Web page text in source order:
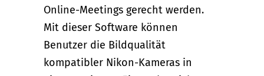
Online-Meetings gerecht werden.
Mit dieser Software können
Benutzer die Bildqualität
kompatibler Nikon-Kameras in